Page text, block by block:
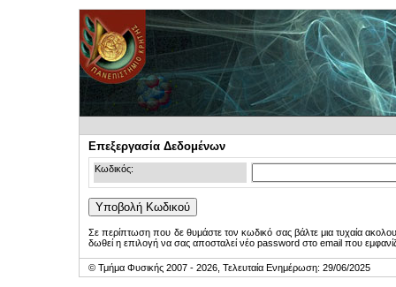
Επεξεργασία Δεδομένων
Κωδικός:
Σε περίπτωση που δε θυμάστε τον κωδικό σας βάλτε μια τυχαία
δωθεί η επιλογή να σας αποσταλεί νέο password στο email που
© Τμήμα Φυσικής 2007 - 2026, Τελευταία Ενημέρωση: 29/06/2025